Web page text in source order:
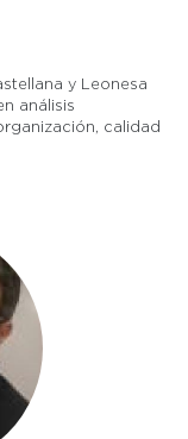
y Leonesa
análisis
calidad